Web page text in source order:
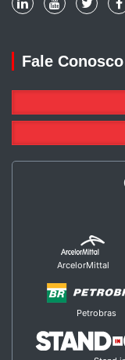
Fale Conosco
ArcelorMittal
Petrobras